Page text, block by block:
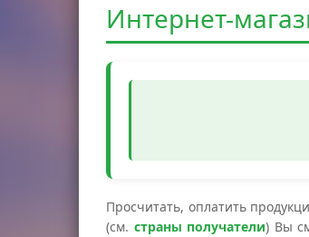
Интернет-
Просчитать, оплатить
(см. страны получатели) Вы